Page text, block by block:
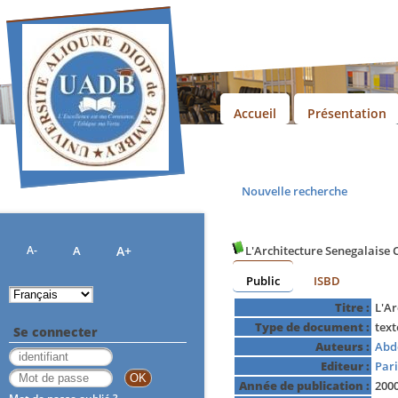
Nouvelle recherche
L'Architecture Senegalaise
Public
ISBD
Titre :
Type de document :
Auteurs :
Editeur :
Année de publication :
Accueil Présentation
A- A A+
Se connecter